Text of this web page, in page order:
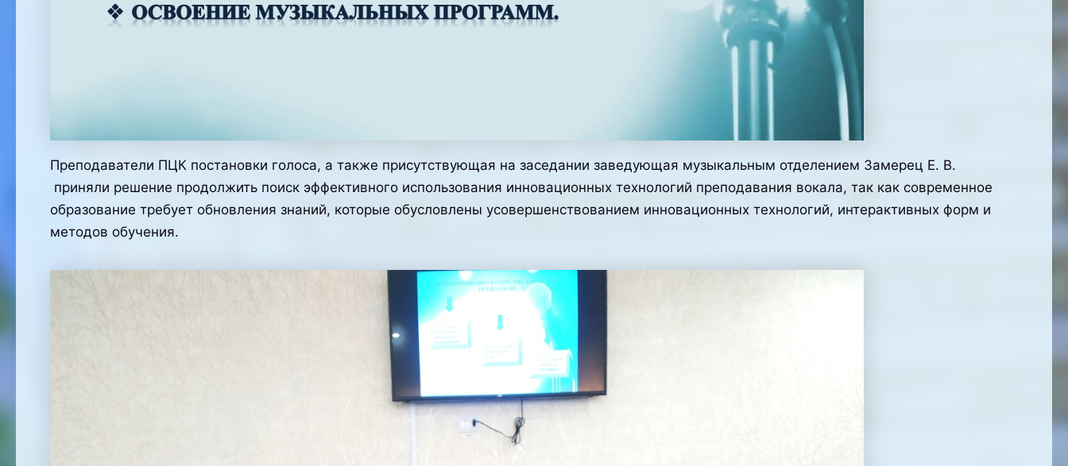
Преподаватели ПЦК постановки голоса, а также присутствующая на заседании заведующая музыкальным отделением Замерец Е. В.
приняли решение продолжить поиск эффективного использования инновационных технологий преподавания вокала, так как современное
образование требует обновления знаний, которые обусловлены усовершенствованием инновационных технологий, интерактивных форм и
методов обучения.